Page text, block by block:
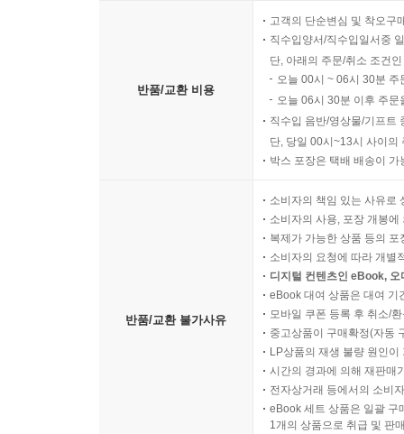
반품/교환 비용
고객의 단순변심 및 착오구
직수입양서/직수입일서중
단, 아래의 주문/취소 조건
오늘 00시 ~ 06시 30분
오늘 06시 30분 이후 주
직수입 음반/영상물/기프트
단, 당일 00시~13시 사이의
박스 포장은 택배 배송이
반품/교환 불가사유
소비자의 책임 있는 사유로
소비자의 사용, 포장 개봉
복제가 가능한 상품 등의
소비자의 요청에 따라 개별
디지털 컨텐츠인 eBook,
eBook 대여 상품은 대여 기
모바일 쿠폰 등록 후 취소/
중고상품이 구매확정(자동
LP상품의 재생 불량 원인
시간의 경과에 의해 재판매
전자상거래 등에서의 소비
eBook 세트 상품은 일괄 구
1개의 상품으로 취급 및 판